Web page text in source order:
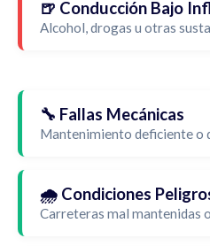
🍺 Conducción Bajo
Alcohol, drogas u otras
🔧 Fallas Mecánicas
Mantenimiento deficiente o
🌧️ Condiciones
Carreteras mal mantenidas